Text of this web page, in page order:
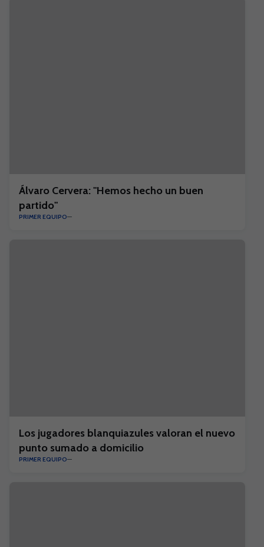
Álvaro Cervera: "Hemos hecho un buen
partido"
PRIMER EQUIPO
Los jugadores blanquiazules valoran el nuevo
punto sumado a domicilio
PRIMER EQUIPO